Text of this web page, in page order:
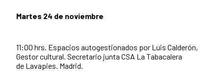
Martes 24 de noviembre
11:00 hrs. Espacios autogestionados por Luis Calderón,
Gestor cultural. Secretario junta CSA La Tabacalera
de Lavapies. Madrid.